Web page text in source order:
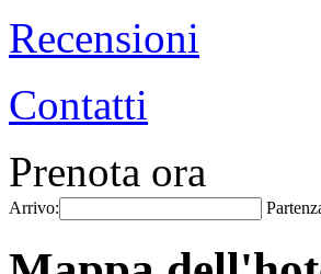
Recensioni
Contatti
Prenota ora
Arrivo: